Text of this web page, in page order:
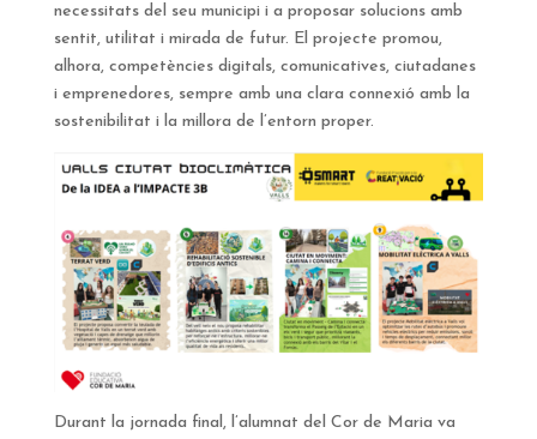
necessitats del seu municipi i a proposar solucions amb
sentit, utilitat i mirada de futur. El projecte promou,
alhora, competències digitals, comunicatives, ciutadanes
i emprenedores, sempre amb una clara connexió amb la
sostenibilitat i la millora de l’entorn proper.
Durant la jornada final, l’alumnat del Cor de Maria va